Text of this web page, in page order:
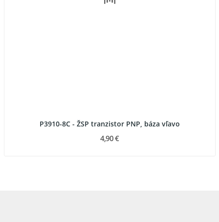
P3910-8C - ŽSP tranzistor PNP, báza vľavo
4,90 €